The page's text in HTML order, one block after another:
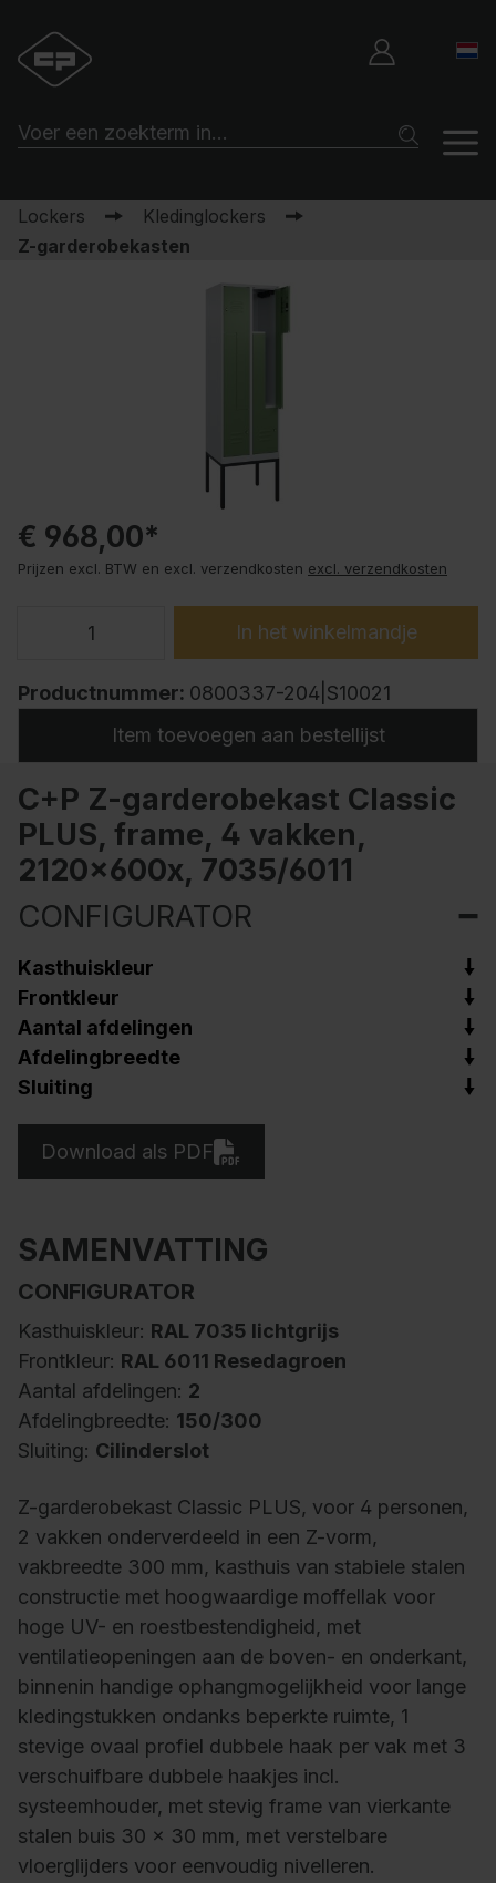
Lockers
Kledinglockers
Z-garderobekasten
€ 968,00*
Prijzen excl. BTW en excl. verzendkosten excl. verzendkosten
In het winkelmandje
Productnummer: 0800337-204|S10021
Item toevoegen aan bestellijst
C+P Z-garderobekast Classic
PLUS, frame, 4 vakken,
2120x600x, 7035/6011
CONFIGURATOR
Kasthuiskleur
Frontkleur
Aantal afdelingen
Afdelingbreedte
Sluiting
Download als PDF
SAMENVATTING
CONFIGURATOR
Kasthuiskleur: RAL 7035 lichtgrijs
Frontkleur: RAL 6011 Resedagroen
Aantal afdelingen: 2
Afdelingbreedte: 150/300
Sluiting: Cilinderslot
Z-garderobekast Classic PLUS, voor 4 personen,
2 vakken onderverdeeld in een Z-vorm,
vakbreedte 300 mm, kasthuis van stabiele stalen
constructie met hoogwaardige moffellak voor
hoge UV- en roestbestendigheid, met
ventilatieopeningen aan de boven- en onderkant,
binnenin handige ophangmogelijkheid voor lange
kledingstukken ondanks beperkte ruimte, 1
stevige ovaal profiel dubbele haak per vak met 3
verschuifbare dubbele haakjes incl.
systeemhouder, met stevig frame van vierkante
stalen buis 30 x 30 mm, met verstelbare
vloerglijders voor eenvoudig nivelleren.